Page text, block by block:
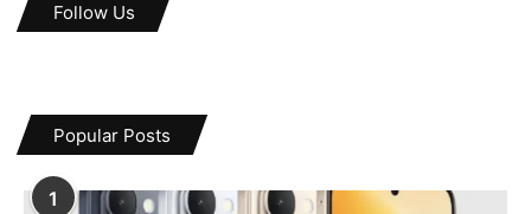
Follow Us
Popular Posts
1